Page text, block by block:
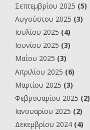
Σεπτεμβρίου 2025 (5)
Αυγούστου 2025 (3)
Ιουλίου 2025 (4)
Ιουνίου 2025 (3)
Μαΐου 2025 (3)
Απριλίου 2025 (6)
Μαρτίου 2025 (3)
Φεβρουαρίου 2025 (2)
Ιανουαρίου 2025 (2)
Δεκεμβρίου 2024 (4)